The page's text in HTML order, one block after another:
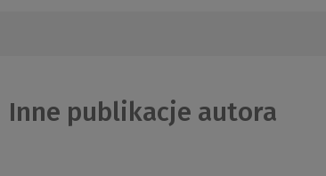
Inne publikacje autora